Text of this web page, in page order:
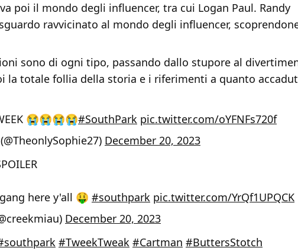
poi il mondo degli influencer, tra cui Logan Paul. Randy
ravvicinato al mondo degli influencer,
sono di ogni tipo, passando dallo stupore al
la totale follia della storia e i riferimenti a quanto
😭😭😭😭#SouthPark pic.twitter.com/oYFNFs720f
December 20, 2023
here y'all 🤑 #southpark pic.twitter.com/YrQf1UPQCK
December 20, 2023
#TweekTweak #Cartman #ButtersStotch